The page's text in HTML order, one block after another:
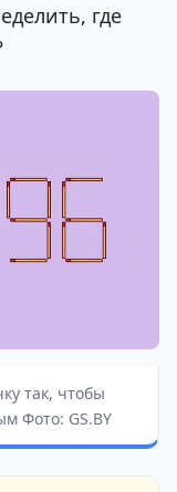
где
так, чтобы
Фото: GS.BY